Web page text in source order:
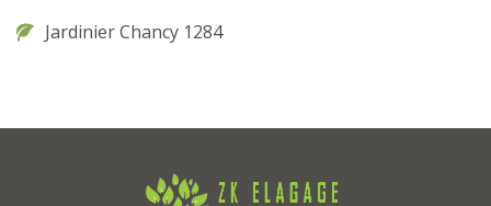
Jardinier Chancy 1284